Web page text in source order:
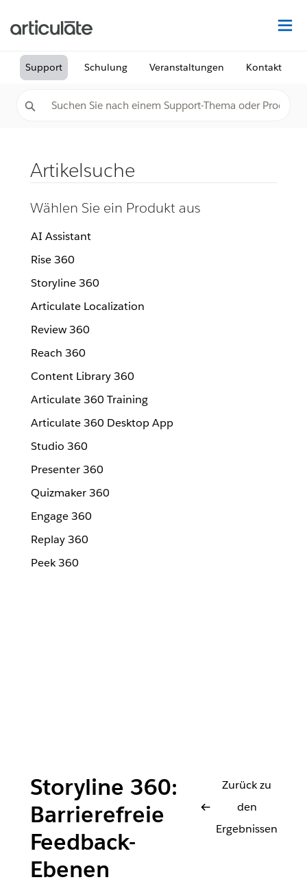
Support Schulung Veranstaltungen Kontakt
Artikelsuche
Wählen Sie ein Produkt aus
AI Assistant
Rise 360
Storyline 360
Articulate Localization
Review 360
Reach 360
Content Library 360
Articulate 360 Training
Articulate 360 Desktop App
Studio 360
Presenter 360
Quizmaker 360
Engage 360
Replay 360
Peek 360
Storyline 360:
Barrierefreie
Feedback-
Ebenen
Zurück zu
den
Ergebnissen